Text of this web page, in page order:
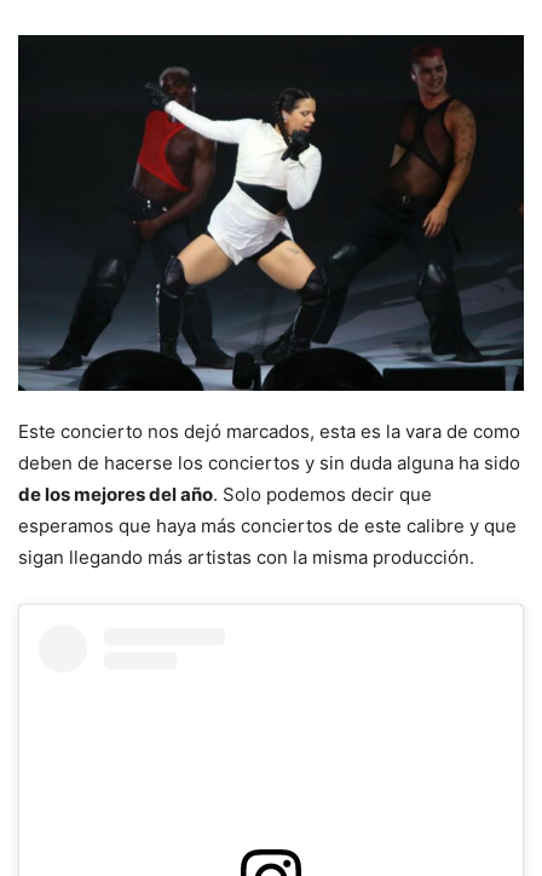
Este concierto nos dejó marcados, esta es la vara de como
deben de hacerse los conciertos y sin duda alguna ha sido
de los mejores del año. Solo podemos decir que
esperamos que haya más conciertos de este calibre y que
sigan llegando más artistas con la misma producción.